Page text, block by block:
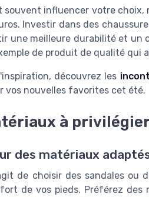
souvent influencer votre choix,
Investir dans des
une meilleure durabilité et un
de produit de qualité qui
découvrez les
vos nouvelles favorites cet été.
à
des matériaux
de choisir des sandales ou
de vos pieds. Préférez